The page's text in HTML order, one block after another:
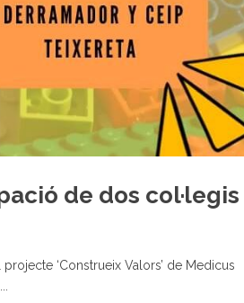
de dos col·legis
‘Construeix Valors’ de Medicus